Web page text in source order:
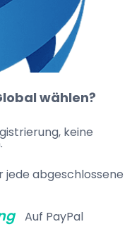
wählen?
keine
jede abgeschlossene
Auf PayPal